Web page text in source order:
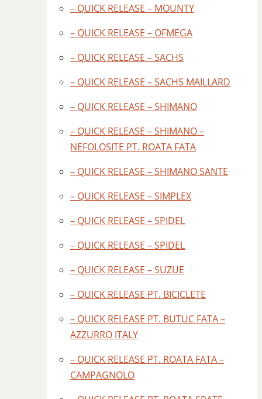
– QUICK RELEASE – MOUNTY
– QUICK RELEASE – OFMEGA
– QUICK RELEASE – SACHS
– QUICK RELEASE – SACHS MAILLARD
– QUICK RELEASE – SHIMANO
– QUICK RELEASE – SHIMANO –
NEFOLOSITE PT. ROATA FATA
– QUICK RELEASE – SHIMANO SANTE
– QUICK RELEASE – SIMPLEX
– QUICK RELEASE – SPIDEL
– QUICK RELEASE – SPIDEL
– QUICK RELEASE – SUZUE
– QUICK RELEASE PT. BICICLETE
– QUICK RELEASE PT. BUTUC FATA –
AZZURRO ITALY
– QUICK RELEASE PT. ROATA FATA –
CAMPAGNOLO